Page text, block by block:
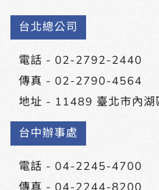
台北總公司
電話 - 02-2792-2440
傳真 - 02-2790-4564
地址 - 11489 臺北市內
台中辦事處
電話 - 04-2245-4700